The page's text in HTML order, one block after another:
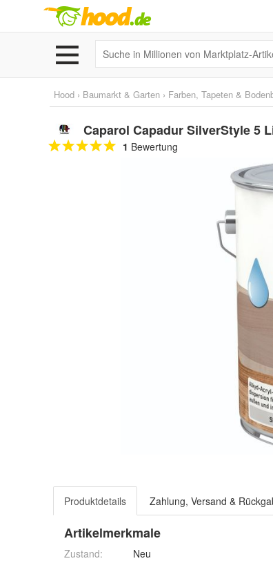
Hood › Baumarkt & Garten › Farben, Tapeten &
Caparol Capadur SilverStyle 5
1 Bewertung
Produktdetails Zahlung, Versand &
Artikelmerkmale
Zustand: Neu